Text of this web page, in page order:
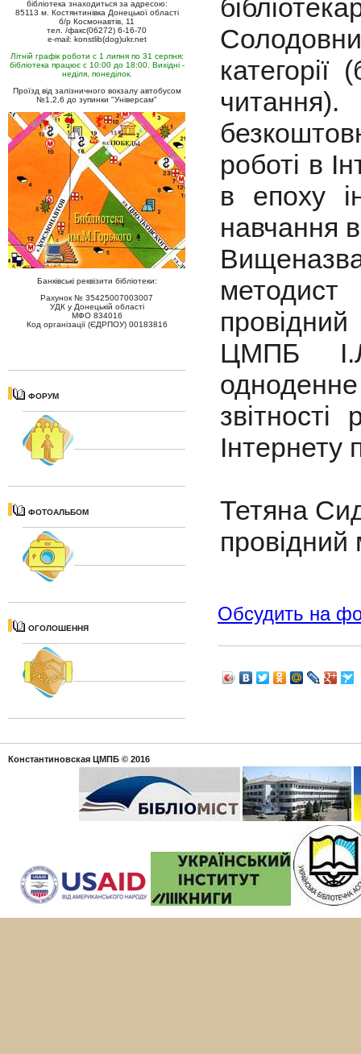
бібліотека знаходиться за адресою:
85113 м. Костянтинівка Донецької області
б/р Космонавтів, 11
тел. /факс(06272) 6-16-70
e-mail: konstlib(dog)ukr.net
Літній графік роботи с 1 липня по 31 серпня:
бібліотека працює с 10:00 до 18:00. Вихідні -
неділя, понеділок.
Проїзд від залізничного вокзалу автобусом
№1,2,6 до зупинки "Універсам"
Банківські реквізити бібліотеки:
Рахунок № 35425007003007
УДК у Донецькій області
МФО 834016
Код організації (ЄДРПОУ) 00183816
ФОРУМ
ФОТОАЛЬБОМ
ОГОЛОШЕННЯ
роботі в
в епоху
навчання
провідний
ЦМПБ
Інтернету
Тетяна
Обсудить на
Константиновская ЦМПБ © 2016